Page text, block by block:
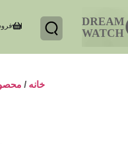
DREAM
WATCH
خانه /